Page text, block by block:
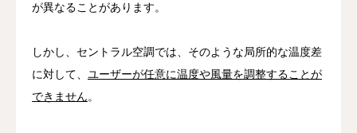
が異なることがあります。
しかし、セントラル空調では、そのような局所的な温度差
に対して、 ユーザーが任意に温度や風量を調整することが
できません。